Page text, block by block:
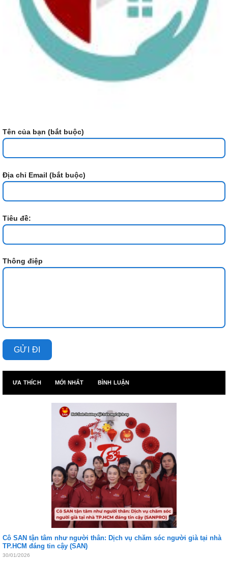
Tên của bạn (bắt buộc)
Địa chỉ Email (bắt buộc)
Tiêu đề:
Thông điệp
ƯA THÍCH MỚI NHẤT BÌNH LUẬN
Cô SAN tận tâm như người thân: Dịch vụ chăm sóc người già tại nhà
TP.HCM đáng tin cậy (SAN)
30/01/2026